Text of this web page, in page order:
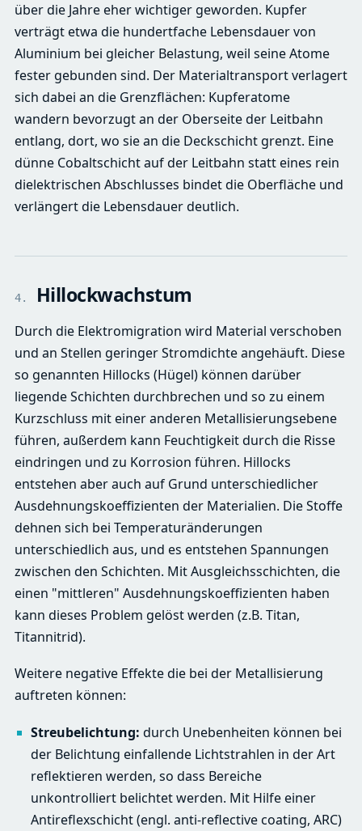
über die Jahre eher wichtiger geworden. Kupfer
verträgt etwa die hundertfache Lebensdauer von
Aluminium bei gleicher Belastung, weil seine Atome
fester gebunden sind. Der Materialtransport verlagert
sich dabei an die Grenzflächen: Kupferatome
wandern bevorzugt an der Oberseite der Leitbahn
entlang, dort, wo sie an die Deckschicht grenzt. Eine
dünne Cobaltschicht auf der Leitbahn statt eines rein
dielektrischen Abschlusses bindet die Oberfläche und
verlängert die Lebensdauer deutlich.
4. Hillockwachstum
Durch die Elektromigration wird Material verschoben
und an Stellen geringer Stromdichte angehäuft. Diese
so genannten Hillocks (Hügel) können darüber
liegende Schichten durchbrechen und so zu einem
Kurzschluss mit einer anderen Metallisierungsebene
führen, außerdem kann Feuchtigkeit durch die Risse
eindringen und zu Korrosion führen. Hillocks
entstehen aber auch auf Grund unterschiedlicher
Ausdehnungskoeffizienten der Materialien. Die Stoffe
dehnen sich bei Temperaturänderungen
unterschiedlich aus, und es entstehen Spannungen
zwischen den Schichten. Mit Ausgleichsschichten, die
einen "mittleren" Ausdehnungskoeffizienten haben
kann dieses Problem gelöst werden (z.B. Titan,
Titannitrid).
Weitere negative Effekte die bei der Metallisierung
auftreten können:
Streubelichtung: durch Unebenheiten können bei
der Belichtung einfallende Lichtstrahlen in der Art
reflektieren werden, so dass Bereiche
unkontrolliert belichtet werden. Mit Hilfe einer
Antireflexschicht (engl. anti-reflective coating, ARC)